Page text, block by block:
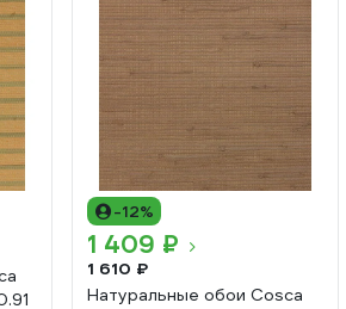
-12%
1 409 ₽
1 610 ₽
Натуральные обои Cosca